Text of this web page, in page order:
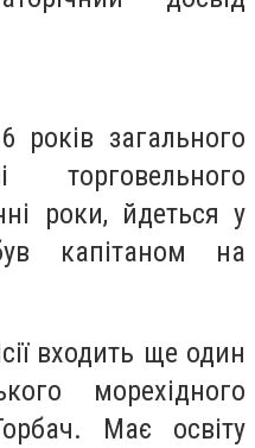
загального
роки, йдеться у
капітаном на
входить ще один
морехідного
Має освіту